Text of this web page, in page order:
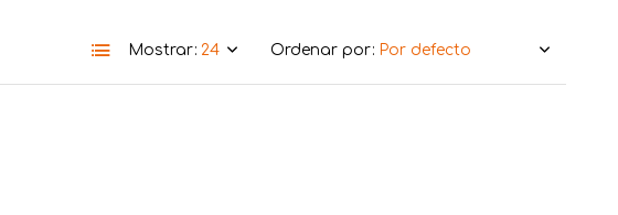
Mostrar: Ordenar por: